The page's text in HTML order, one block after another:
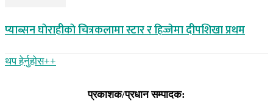
प्याब्सन घाेराहीकाे चित्रकलामा स्टार र हिज्जेमा दीपशिखा प्रथम
थप हेर्नुहोस‌++
प्रकाशक/प्रधान सम्पादक: